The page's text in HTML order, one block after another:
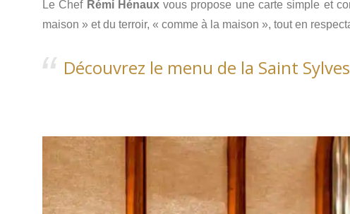
Le Chef Rémi Hénauxvous propose une carte simple et
maison » et du terroir, « comme à la maison », tout en
Découvrez le menu de la Saint